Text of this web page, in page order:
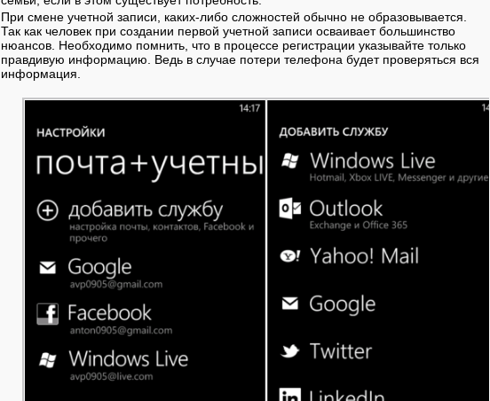
При смене учетной записи, каких-либо сложностей обычно не образовывается.
Так как человек при создании первой учетной записи осваивает большинство
нюансов. Необходимо помнить, что в процессе регистрации указывайте только
правдивую информацию. Ведь в случае потери телефона будет проверяться вся
информация.